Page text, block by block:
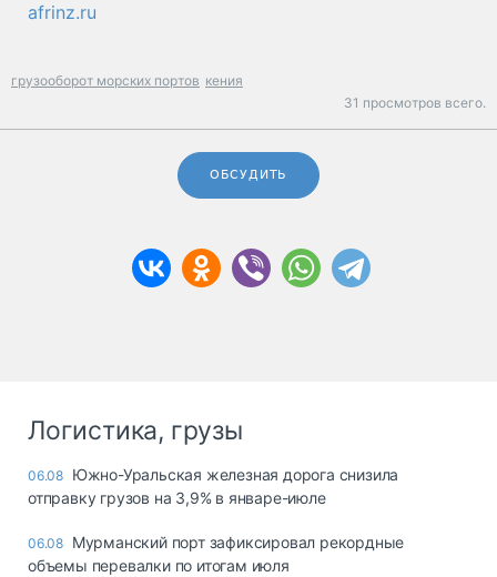
afrinz.ru
грузооборот морских портов кения
31 просмотров всего.
ОБСУДИТЬ
Логистика, грузы
06.08 Южно-Уральская железная дорога снизила
отправку грузов на 3,9% в январе-июле
06.08 Мурманский порт зафиксировал рекордные
объемы перевалки по итогам июля